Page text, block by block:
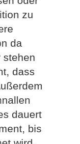
zu
da
stehen
dass
dauert
bis